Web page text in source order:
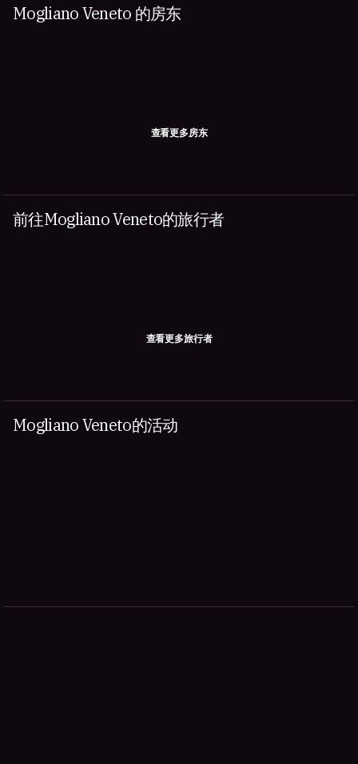
Mogliano Veneto 的房东
查看更多房东
前往Mogliano Veneto的旅行者
查看更多旅行者
Mogliano Veneto的活动